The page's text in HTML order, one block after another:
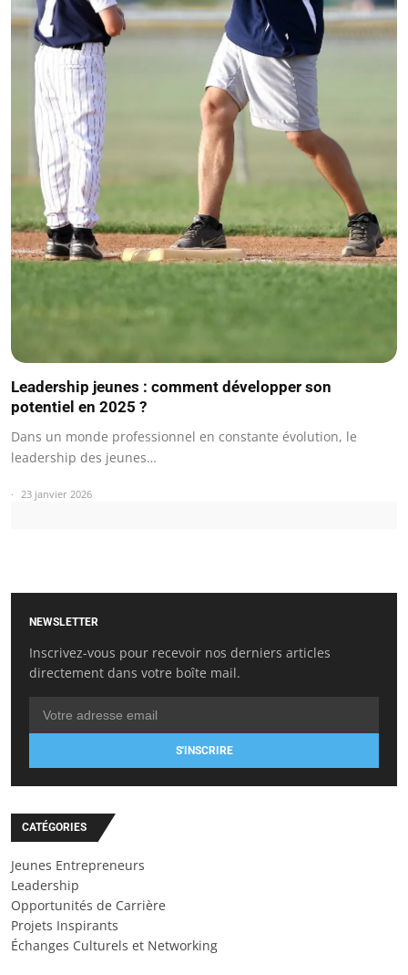
Leadership jeunes : comment développer son
potentiel en 2025 ?
Dans un monde professionnel en constante évolution, le
leadership des jeunes…
23 janvier 2026
NEWSLETTER
Inscrivez-vous pour recevoir nos derniers articles
directement dans votre boîte mail.
S'INSCRIRE
CATÉGORIES
Jeunes Entrepreneurs
Leadership
Opportunités de Carrière
Projets Inspirants
Échanges Culturels et Networking